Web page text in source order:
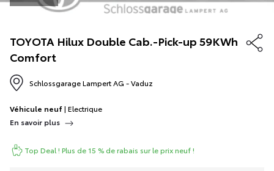
TOYOTA Hilux Double Cab.-Pick-up 59KWh
Comfort
Schlossgarage Lampert AG - Vaduz
Véhicule neuf| Electrique
En savoir plus
Top Deal ! Plus de 15 % de rabais sur le prix neuf !